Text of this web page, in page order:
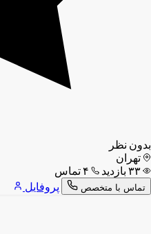
بدون نظر
تهران
تماس با متخصص پروفایل